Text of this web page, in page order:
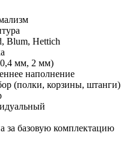
Blum, Hettich
мм, 2 мм)
наполнение
(полки, корзины, штанги)
за базовую комплектацию